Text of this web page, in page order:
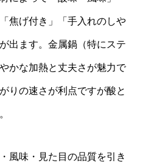
焦げ付き」「手入れのしや
出ます。金属鍋（特にステ
かな加熱と丈夫さが魅力で
りの速さが利点ですが酸と
風味・見た目の品質を引き